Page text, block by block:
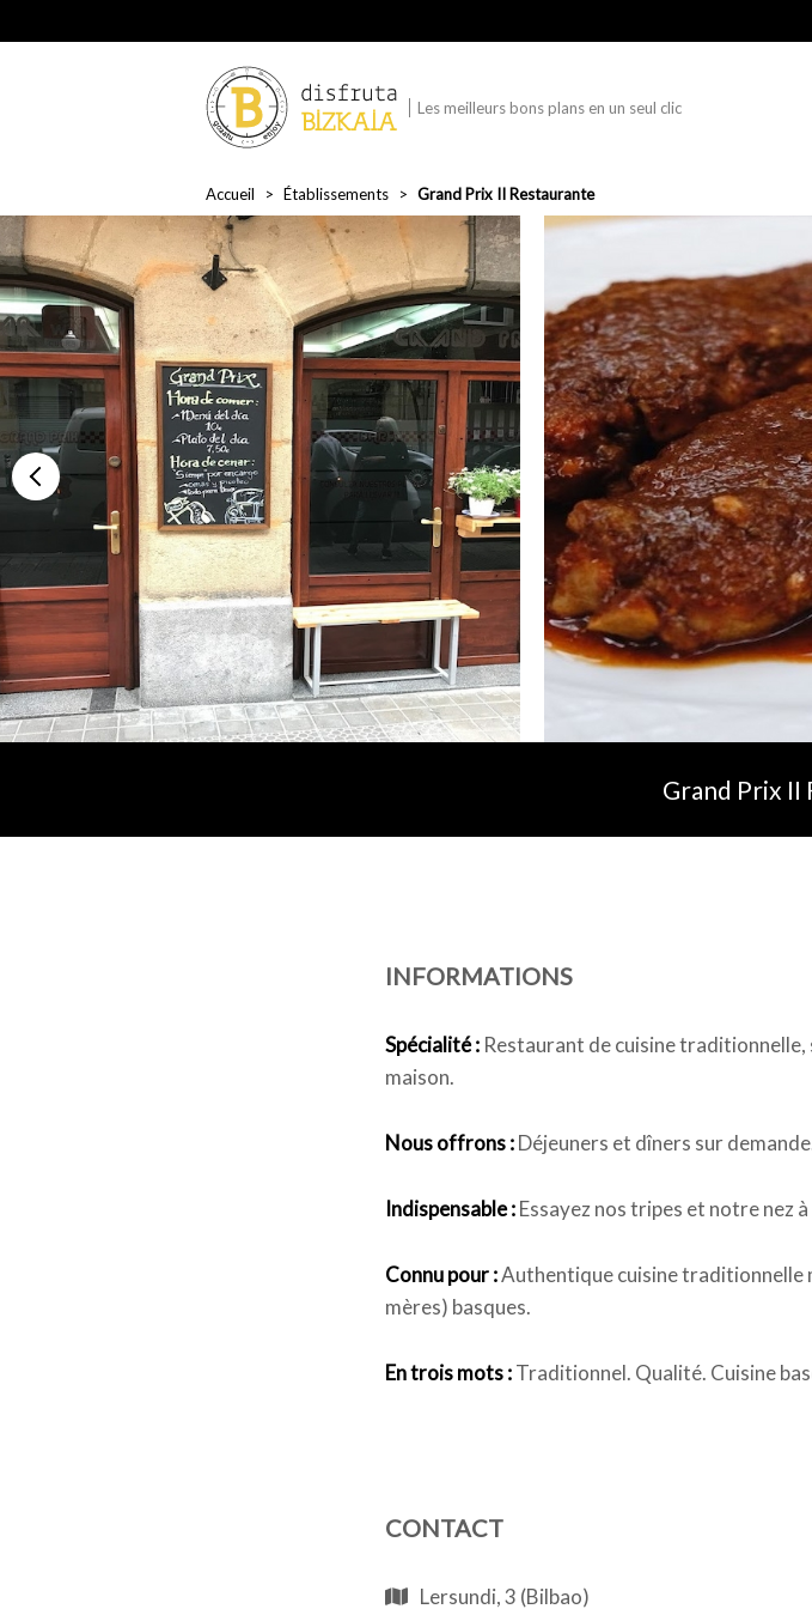
Les meilleurs bons plans en un seul clic
Accueil Établissements Grand Prix II Restaurante
Grand Prix II
INFORMATIONS
Spécialité : Restaurant de cuisine traditionnelle,
maison.
Nous offrons :Déjeuners et dîners sur
Indispensable :Essayez nos tripes et notre nez
Connu pour :Authentique cuisine traditionnelle
mères) basques.
En trois mots :Traditionnel. Qualité. Cuisine
CONTACT
Lersundi, 3 (Bilbao)